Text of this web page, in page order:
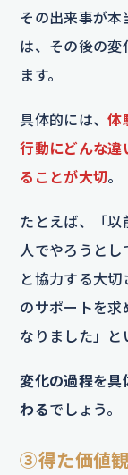
その出来事が本
は、その後の変
ます。
具体的には、体
行動にどんな違
ることが大切。
たとえば、「以
人でやろうと
と協力する大
のサポートを求
なりました」と
変化の過程を具
わるでしょう。
③得た価値